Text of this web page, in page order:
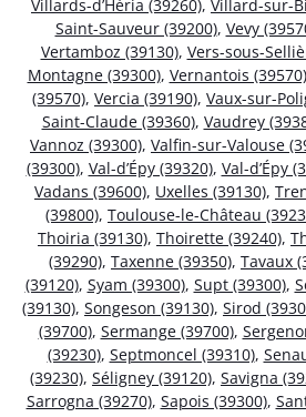
Villards-d’Héria (39260), Villard-sur-
Saint-Sauveur (39200), Vevy
Vertamboz (39130), Vers-sous-
Montagne (39300), Vernantois (39570)
(39570), Vercia (39190), Vaux-sur-
Saint-Claude (39360), Vaudrey
Vannoz (39300), Valfin-sur-Valouse
(39300), Val-d’Épy (39320), Val-d’Épy
Vadans (39600), Uxelles (39130),
(39800), Toulouse-le-Château
Thoiria (39130), Thoirette (39240),
(39290), Taxenne (39350), Tavaux
(39120), Syam (39300), Supt (39300),
(39130), Songeson (39130), Sirod
(39700), Sermange (39700),
(39230), Septmoncel (39310),
(39230), Séligney (39120), Savigna
Sarrogna (39270), Sapois (39300),